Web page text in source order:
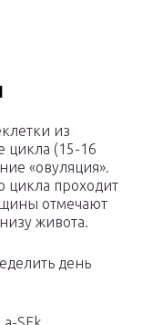
из
цикла (15-16
«овуляция».
цикла проходит
отмечают
живота.
день